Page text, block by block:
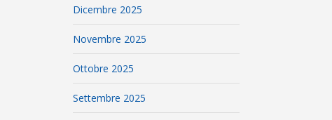
Dicembre 2025
Novembre 2025
Ottobre 2025
Settembre 2025